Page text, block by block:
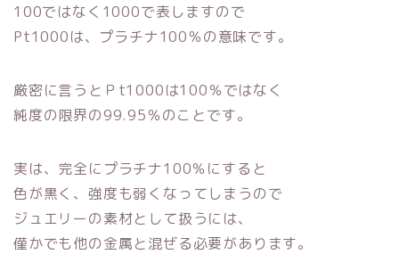
100ではなく1000で表しますので
Pt1000は、プラチナ100％の意味です。
厳密に言うとＰt1000は100％ではなく
純度の限界の99.95％のことです。
実は、完全にプラチナ100％にすると
色が黒く、強度も弱くなってしまうので
ジュエリーの素材として扱うには、
僅かでも他の金属と混ぜる必要があります。